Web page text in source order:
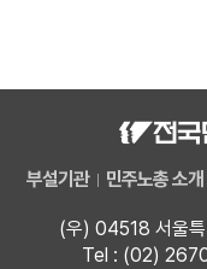
부설기관 민주노총 소개
(우) 04518 서울특
Tel : (02)